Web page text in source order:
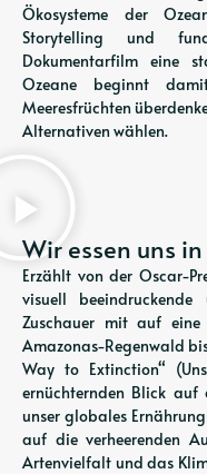
Ökosysteme der
Storytelling und
Dokumentarfilm eine
Ozeane beginnt
Meeresfrüchten
Alternativen wählen.
Wir essen uns
Erzählt von der Oscar-
visuell
Zuschauer mit auf
Amazonas-Regenwald
Way to Extinction“
ernüchternden Blick
unser globales
auf die verheerenden
Artenvielfalt und das